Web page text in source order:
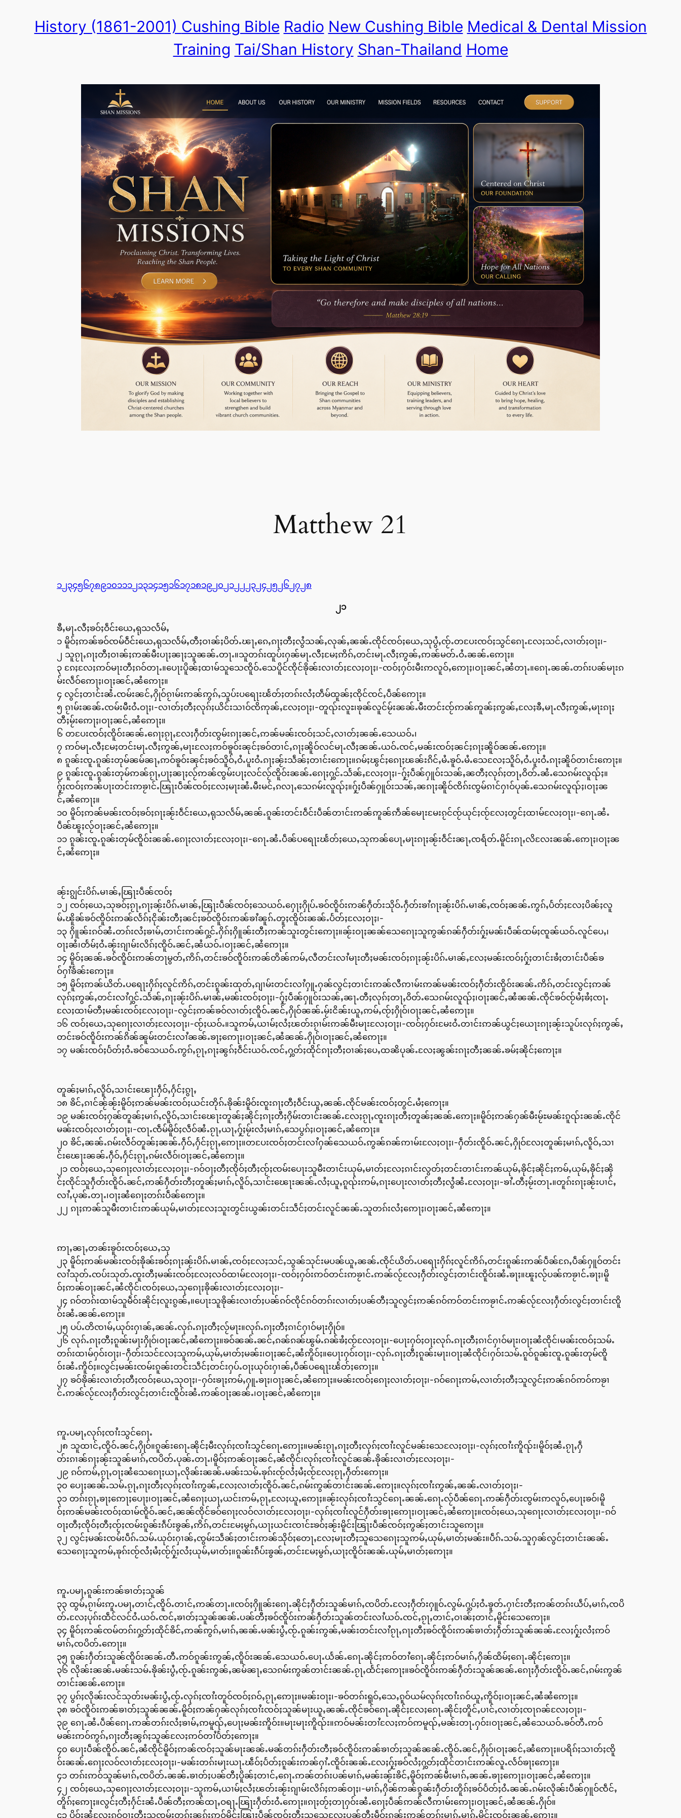
History (1861-2001) Cushing Bible Radio New Cushing Bible Medical & Dental Mission
Training Tai/Shan History Shan-Thailand Home
Matthew 21
၁ ၂၃၄၅၆၇၈၉၁၀၁၁၁၂၁၃၁၄၁၅၁၆၁၇၁၈၁၉ ၂၀ ၂၁ ၂၂ ၂၃ ၂၄ ၂၅ ၂၆ ၂၇ ၂၈
၂၁
ၶီႇမႃႉလီႈၶဝ်ႈဝဵင်းယေႇရုသလႅမ်ႇ
၁ မိူဝ်ႈဢၼ်ၶဝ်ၸမ်ဝဵင်းယေႇရုသလႅမ်ႇတီႈဝၢၼ်ႈပိတ်ႉၽႃႇၵေႇၵႃႈတီႈလွႆသၼ်ႇလုၼ်ႇၼၼ်ႉၸိုင်ၸဝ်ႈယေႇသုပွႆႇၸႂ်ႉတပႄးၸဝ်ႈသွင်ၵေႃႉလႄႈသင်ႇလၢတ်ႈဝႃႈ၊-
၂ သူၵႂႃႇၵႃႈတီႈဝၢၼ်ႈဢၼ်မီးပႃႈၼႃႈသူၼၼ်ႉတႃႉ။သူတၵ်းထူပ်းႁၼ်မႃႉလီႈမႄႈဢိၵ်ႇတင်းမႃႉလီႈဢွၼ်ႇဢၼ်မတ်ႉဝႆႉၼၼ်ႉဢေႃႈ။
၃ ၵႄႈလႄႈဢဝ်မႃးတီႈၵဝ်တႃႉ။ပေႃးပိူၼ်ႈထၢမ်သူသေၸိူဝ်ႉသေပိူင်ၸိုင်ၶိုၼ်းလၢတ်ႈလႄႈဝႃႈ၊-ၸဝ်ႈႁဝ်းမီးဢလူဝ်ႇဢေႃႈ၊ဝႃႈၼင်ႇၼႆတႃႉ။ၵေႃႉၼၼ်ႉတၵ်းပၼ်မႃးၵ
မ်းလဵဝ်ဢေႃႈ၊ဝႃႈၼင်ႇၼႆဢေႃႈ။
၄ လွင်ႈတၢင်းၼႆႉၸမ်းၼင်ႇႁိုဝ်ၵႂၢမ်းဢၼ်ဢွၵ်ႇသူပ်းပရေႃးၽႅတ်ႈတၵ်းလႆႈတဵမ်ထူၼ်ႈၸိုင်ၸင်ႇပဵၼ်ဢေႃႈ။
၅ ၵႂၢမ်းၼၼ်ႉၸမ်းမီးဝႆႉဝႃႈ၊-လၢတ်ႈတီႈလုၵ်ႈယိင်းသၢဝ်ၸိဢုၼ်ႇလႄႈဝႃႈ၊-တူၺ်းလူႊ၊ၶုၼ်လူင်မႂ်းၼၼ်ႉမီးတင်းၸႂ်ဢၼ်ဢူၼ်ႈဢွၼ်ႇလႄႈၶီႇမႃႉလီႈဢွၼ်ႇမႃးၵႃႈ
တီႈမႂ်းဢေႃႈ၊ဝႃႈၼင်ႇၼႆဢေႃႈ။
၆ တပႄးၸဝ်ႈၸိူဝ်းၼၼ်ႉၵေႃႈၵႂႃႇလႄႈႁဵတ်းၸွမ်းၵႃႈၼင်ႇဢၼ်မၼ်းၸဝ်ႈသင်ႇလၢတ်ႈၼၼ်ႉသေယဝ်ႉ၊
၇ ဢဝ်မႃႉလီႈမႄႈတင်းမႃႉလီႈဢွၼ်ႇမႃးလႄႈဢဝ်ၶူဝ်းၼုင်ႈၶဝ်တၢင်ႇၵႃႈၼိူဝ်လင်မႃႉလီႈၼၼ်ႉယဝ်ႉၸင်ႇမၼ်းၸဝ်ႈၼင်ႈၵႃႈၼိူဝ်ၼၼ်ႉဢေႃႈ။
၈ ၵူၼ်းၸူႉၵူၼ်းတုမ်ၼမ်ၼႃႇဢဝ်ၶူဝ်းၼုင်ႈၶဝ်သိူဝ်ႇဝႆႉပူးဝႆႉၵႃႈၼႂ်းသဵၼ်ႈတၢင်းဢေႃႈ။ၵမ်ႈၽွင်ႈၵေႃႈၽၼ်းၵိင်ႇမႆႉၶူဝ်ႉမႆႉသေလႄႈသိူဝ်ႇဝႆႉပူးဝႆႉၵႃႈၼိူဝ်တၢင်းဢေႃႈ။
၉ ၵူၼ်းၸူႉၵူၼ်းတုမ်ဢၼ်ၵႂႃႇပႃႈၼႃႈလႂ်ဢၼ်ၸွမ်းပႃႈလင်လႂ်ၸိူဝ်းၼၼ်ႉၵေႃႈႁွင်ႉသႅၼ်ႇလႄႈဝႃႈ၊-ႁႂ်ႈပဵၼ်ႁူဝ်းသၼ်ႇၼတီႈလုၵ်ႈတႃႇဝိတ်ႉၼႆႉသေၵမ်းလူၺ်ႈ။
ႁႂ်ႈၸဝ်ႈဢၼ်ပႃးတင်းဢၶႂၢင်ႉၽြႃးပဵၼ်ၸဝ်ႈလႄႈမႃးၼႆႉမီးမင်ႇၵလႃႇသေၵမ်းလူၺ်ႈ။ႁႂ်ႈပဵၼ်ႁူဝ်းသၼ်ႇၼၵႃႈၼိူဝ်ၸိၵ်းၸွမ်ၵၢင်ႁၢဝ်ပုၼ်ႉသေၵမ်းလူၺ်ႈ၊ဝႃႈၼ
င်ႇၼႆဢေႃႈ။
၁၀ မိူဝ်ႈဢၼ်မၼ်းၸဝ်ႈၶဝ်ႈၵႃႈၼႂ်းဝဵင်းယေႇရုသလႅမ်ႇၼၼ်ႉၵူၼ်းတင်းဝဵင်းပဵၼ်တၢင်းဢၼ်ဢူၼ်ဢဵၼ်မေႃးမႄးၵႂင်ၸႂ်ယုင်ႈၸႂ်လႄႈတွင်ႈထၢမ်လႄႈဝႃႈ၊-ၵေႃႉၼႆႉ
ပဵၼ်ၽူႈလႂ်ဝႃႈၼင်ႇၼႆဢေႃႈ။
၁၁ ၵူၼ်းၸူႉၵူၼ်းတုမ်ၸိူဝ်းၼၼ်ႉၵေႃႈလၢတ်ႈလႄႈဝႃႈ၊-ၵေႃႉၼႆႉပဵၼ်ပရေႃးၽႅတ်ႈယေႇသုဢၼ်ပေႃႇမႃးၵႃႈၼႂ်းဝဵင်းၼႃႇၸရႅတ်ႉမိူင်းၵႃႇလိလႄးၼၼ်ႉဢေႃႈ၊ဝႃႈၼ
င်ႇၼႆဢေႃႈ။
ၼႂ်းၵျွင်းပိၵ်ႉမၢၼ်ႇၽြႃးပဵၼ်ၸဝ်ႈ
၁၂ ၸဝ်ႈယေႇသုၶဝ်ႈၵႂႃႇၵႃႈၼႂ်းပိၵ်ႉမၢၼ်ႇၽြႃးပဵၼ်ၸဝ်ႈသေယဝ်ႉႁေႃႈႁိုပ်ႉၶဝ်ၸိူဝ်းဢၼ်ႁဵတ်းသိုဝ်ႉႁဵတ်းၶၢႆၵႃႈၼႂ်းပိၵ်ႉမၢၼ်ႇၸဝ်ႈၼၼ်ႉဢွၵ်ႇပႅတ်ႈလႄႈပိၼ်ႈလူ
မ်ႉၽိူၼ်ၶဝ်ၸိူဝ်းဢၼ်လႅၵ်ႈငိုၼ်းတီႈၼင်ႈၶဝ်ၸိူဝ်းဢၼ်ၶၢႆၼူၵ်ႉတူႈၸိူဝ်းၼၼ်ႉပႅတ်ႈလႄႈဝႃႈ၊-
၁၃ ႁိူၼ်းၵဝ်ၼႆႉတၵ်းလႆႈၶၢမ်ႇတၢင်းဢၼ်ႁွင်ႉႁိၵ်ႈႁိူၼ်းတီႈဢၼ်သူးတွင်းဢေႃႈ။ၼႂ်းဝႃႈၼၼ်သေၵေႃႈသူဢွၼ်ၵၼ်ႁဵတ်းႁႂ်ႈမၼ်းပဵၼ်ထမ်ႈၸူၼ်ယဝ်ႉလူင်ပေႇ၊
ဝႃႈၼႆ၊တႅမ်ႈဝႆႉၼႂ်းၵျၢမ်းလိၵ်ႈၸိူဝ်ႉၼင်ႇၼႆယဝ်ႉ၊ဝႃႈၼင်ႇၼႆဢေႃႈ။
၁၄ မိူဝ်ႈၼၼ်ႉၶဝ်ၸိူဝ်းဢၼ်တႃမွတ်ႇဢိၵ်ႇတင်းၶဝ်ၸိူဝ်းဢၼ်တိၼ်ဢမ်ႇလီတင်းလၢႆမႃးတီႈမၼ်းၸဝ်ႈၵႃႈၼႂ်းပိၵ်ႉမၢၼ်ႇလႄႈမၼ်းၸဝ်ႈႁႂ်ႈတၢင်းၶႆႈတၢင်းပဵၼ်ၶ
ဝ်ႁၢႆၶႅၼ်းဢေႃႈ။
၁၅ မိူဝ်ႈဢၼ်ယိတ်ႉပရေႃးႁိၵ်ႈလူင်ဢိၵ်ႇတင်းၵူၼ်းထုတ်ႇၵျၢမ်းတင်းလၢႆႁူႉႁၼ်လွင်ႈတၢင်းဢၼ်လီဢၢမ်းဢၼ်မၼ်းၸဝ်ႈႁဵတ်းၸိူဝ်းၼၼ်ႉဢိၵ်ႇတင်းလွင်ႈဢၼ်
လုၵ်ႈဢွၼ်ႇတင်းလၢႆႁွင်ႉသႅၼ်ႇၵႃႈၼႂ်းပိၵ်ႉမၢၼ်ႇမၼ်းၸဝ်ႈဝႃႈ၊-ႁႂ်ႈပဵၼ်ႁူဝ်းသၼ်ႇၼႃႉတီႈလုၵ်ႈတႃႇဝိတ်ႉသေၵမ်းလူၺ်ႈ၊ဝႃႈၼင်ႇၼႆၼၼ်ႉၸိုင်ၶဝ်ၸႂ်မႆႈၶႆႈၸႃႉ
လႄႈထၢမ်တီႈမၼ်းၸဝ်ႈလႄႈဝႃႈ၊-လွင်ႈဢၼ်ၶဝ်လၢတ်ႈၸိူဝ်ႉၼင်ႇႁိုဝ်ၼၼ်ႉမႂ်းငိၼ်းယူႇဢမ်ႇၸႂ်ႈႁိုဝ်၊ဝႃႈၼင်ႇၼႆဢေႃႈ။
၁၆ ၸဝ်ႈယေႇသုၵေႃႈလၢတ်ႈလႄႈဝႃႈ၊-ၸႂ်ႈယဝ်ႉ။သူဢမ်ႇယၢမ်ႈလႆႈၽတ်းၵႂၢမ်းဢၼ်မီးမႃးလႄႈဝႃႈ၊-ၸဝ်ႈႁဝ်းမႄးဝႆႉတၢင်းဢၼ်ယွင်ႈယေႃးၵႃႈၼႂ်းသူပ်းလုၵ်ႈဢွၼ်ႇ
တင်းၶဝ်ၸိူဝ်းဢၼ်ၵိၼ်ၼူမ်းတင်းလၢႆၼၼ်ႉၶႃႈဢေႃႈ၊ဝႃႈၼင်ႇၼႆၼၼ်ႉႁိုဝ်၊ဝႃႈၼင်ႇၼႆဢေႃႈ။
၁၇ မၼ်းၸဝ်ႈပႅတ်ႈဝႆႉၶဝ်သေယဝ်ႉဢွၵ်ႇၵႂႃႇၵႃႈၼွၵ်ႈဝဵင်းယဝ်ႉၸင်ႇႁွတ်ႈထိုင်ၵႃႈတီႈဝၢၼ်ႈပေႇထၼိပုၼ်ႉလႄႈၼွၼ်းၵႃႈတီႈၼၼ်ႉၶမ်ႈၼိုင်ႈဢေႃႈ။
တူၼ်ႈမၢၵ်ႇလိူဝ်ႇသၢင်းၽေႃးႁဵဝ်ႇႁႅင်ႈၵွႃႇ
၁၈ ၶိင်ႇၵၢင်ၼႂ်ၼႂ်းမိူဝ်ႈဢၼ်မၼ်းၸဝ်ႈယင်းတိုၵ်ႉၶိုၼ်းမိူဝ်းၸူးၵႃႈတီႈဝဵင်းယူႇၼၼ်ႉၸိုင်မၼ်းၸဝ်ႈတွင်ႉမႆႈဢေႃႈ။
၁၉ မၼ်းၸဝ်ႈႁၼ်တူၼ်ႈမၢၵ်ႇလိူဝ်ႇသၢင်းၽေႃးတူၼ်ႈၼိုင်ႈၵႃႈတီႈႁိမ်းတၢင်းၼၼ်ႉလႄႈၵႂႃႇၸူးၵႃႈတီႈတူၼ်ႈၼၼ်ႉဢေႃႈ။မိူဝ်ႈဢၼ်ႁၼ်မီးမႂ်ႊမၼ်းၵူၺ်းၼၼ်ႉၸိုင်
မၼ်းၸဝ်ႈလၢတ်ႈဝႃႈ၊-ၸႃႉၸဵမ်မိူဝ်ႈလဵဝ်ၼႆႉၵႂႃႇယႃႇႁႂ်ႈမႂ်းလႆႈမၢၵ်ႇသေပွၵ်ႈ၊ဝႃႈၼင်ႇၼႆဢေႃႈ။
၂၀ ၶိင်ႇၼၼ်ႉၵမ်းလဵဝ်တူၼ်ႈၼၼ်ႉႁဵဝ်ႇႁႅင်ႈၵႂႃႇဢေႃႈ။တပႄးၸဝ်ႈတင်းလၢႆႁၼ်သေယဝ်ႉဢွၼ်ၵၼ်ဢၢမ်းလႄႈဝႃႈ၊-ႁဵတ်းၸိူဝ်ႉၼင်ႇႁိုဝ်လႄႈတူၼ်ႈမၢၵ်ႇလိူဝ်ႇသၢ
င်းၽေႃးၼၼ်ႉႁဵဝ်ႇႁႅင်ႈၵႂႃႇၵမ်းလဵဝ်၊ဝႃႈၼင်ႇၼႆဢေႃႈ။
၂၁ ၸဝ်ႈယေႇသုၵေႃႈလၢတ်ႈလႄႈဝႃႈ၊-ၵဝ်ဝႃႈတီႈၸိုဝ်ႈတီႈၸႂ်ႈၸမ်းပေႃးသူမီးတၢင်းယုမ်ႇမၢတ်ႈလႄႈၵၢင်းလွတ်ႈတင်းတၢင်းဢၼ်ယုမ်ႇၶိုင်ႈၼိုင်ႈဢမ်ႇယုမ်ႇၶိုင်ႈၼို
င်ႈၸိုင်သူႁဵတ်းၸိူဝ်ႉၼင်ႇဢၼ်ႁဵတ်းတီႈတူၼ်ႈမၢၵ်ႇလိူဝ်ႇသၢင်းၽေႃးၼၼ်ႉလႆႈယူႇၵူၺ်းဢမ်ႇၵႃးပေႃးလၢတ်ႈတီႈလွႆၼႆႉလႄႈဝႃႈ၊-ၶၢႆႉတီႈမႂ်းတႃႉ။တူၵ်းၵႃႈၼႂ်းပၢင်ႇ
လၢႆႇပုၼ်ႉတႃႉ၊ဝႃႈၼႆၵေႃႈတၵ်းပဵၼ်ဢေႃႈ။
၂၂ ၵႃႈဢၼ်သူမီးတၢင်းဢၼ်ယုမ်ႇမၢတ်ႈလႄႈသူးတွင်းယွၼ်းတင်းသဵင်ႈတင်းလူင်ၼၼ်ႉသူတၵ်းလႆႈဢေႃႈ၊ဝႃႈၼင်ႇၼႆဢေႃႈ။
ဢႃႇၼႃႇတၼ်းၶူဝ်းၸဝ်ႈယေႇသု
၂၃ မိူဝ်ႈဢၼ်မၼ်းၸဝ်ႈၶိုၼ်းၶဝ်ႈၵႃႈၼႂ်းပိၵ်ႉမၢၼ်ႇၸဝ်ႈလႄႈသင်ႇသွၼ်သုင်းမပၼ်ယူႇၼၼ်ႉၸိုင်ယိတ်ႉပရေႃးႁိၵ်ႈလူင်ဢိၵ်ႇတင်းၵူၼ်းဢၼ်ပဵၼ်ၵႄႇပဵၼ်ႁူဝ်တင်း
လၢႆသုတ်ႉၸပ်းသုတ်ႉၸူးတီႈမၼ်းၸဝ်ႈလႄႈလဝ်ထၢမ်လႄႈဝႃႈ၊-ၸဝ်ႈႁဝ်းဢဝ်တင်းဢၶႂၢင်ႉဢၼ်လႂ်လႄႈႁဵတ်းလွင်ႈတၢင်းၸိူဝ်းၼႆႉၶႃႈ။ၽူႈလႂ်ပၼ်ဢၶႂၢင်ႉၶႃႈ၊မိူ
ဝ်ႈဢၼ်ဝႃႈၼင်ႇၼႆၸိုင်၊ၸဝ်ႈယေႇသုၵေႃႈၶိုၼ်းလၢတ်ႈလႄႈဝႃႈ၊-
၂၄ ၵဝ်တၵ်းထၢမ်သူမဵဝ်းၼိုင်ႈလူးၵွၼ်ႇ။ပေႃးသူၶိုၼ်းလၢတ်ႈပၼ်ၵဝ်ၸိုင်ၵဝ်တၵ်းလၢတ်ႈပၼ်တီႈသူလွင်ႈဢၼ်ၵဝ်ဢဝ်တင်းဢၶႂၢင်ႉဢၼ်လႂ်လႄႈႁဵတ်းလွင်ႈတၢင်းၸိူ
ဝ်းၼႆႉၼၼ်ႉဢေႃႈ။
၂၅ ပပ်ႉတိၸၢမ်ႇယုဝ်းႁၢၼ်ႇၼၼ်ႉလုၵ်ႉၵႃႈတီႈလႂ်မႃး။လုၵ်ႉၵႃႈတီႈၵၢင်ႁၢဝ်မႃးႁိုဝ်။
၂၆ လုၵ်ႉၵႃႈတီႈၵူၼ်းမႃးႁိုဝ်၊ဝႃႈၼင်ႇၼႆဢေႃႈ။ၶဝ်ၼၼ်ႉၼင်ႇၵၼ်ၵၼ်ၽွမ်ႉၵၼ်ၶႆႈၸႂ်လႄႈဝႃႈ၊-ပေႃးႁဝ်ႈဝႃႈလုၵ်ႉၵႃႈတီႈၵၢင်ႁၢဝ်မႃး၊ဝႃႈၼႆၸိုင်၊မၼ်းၸဝ်ႈသမ်ႉ
တၵ်းထၢမ်ႁဝ်းဝႃႈ၊-ႁဵတ်းသင်လႄႈသူဢမ်ႇယုမ်ႇမၢတ်ႈမၼ်း၊ဝႃႈၼင်ႇၼႆဢိူဝ်ႈ။ပေႃးႁဝ်းဝႃႈ၊-လုၵ်ႉၵႃႈတီႈၵူၼ်းမႃး၊ဝႃႈၼႆၸိုင်၊ႁဝ်းသမ်ႉၵူဝ်ၵူၼ်းၸူႉၵူၼ်းတုမ်ၸိူ
ဝ်းၼႆႉဢိူဝ်ႈ။လွင်ႈမၼ်းၸမ်းၵူၼ်းတင်းသဵင်ႈတင်းႁပ်ႉဝႃႈယုဝ်းႁၢၼ်ႇပဵၼ်ပရေႃးၽႅတ်ႈဢေႃႈ။
၂၇ ၶဝ်ၶိုၼ်းလၢတ်ႈတီႈၸဝ်ႈယေႇသုဝႃႈ၊-ႁဝ်းၶႃႈဢမ်ႇႁူႉၶႃႈ၊ဝႃႈၼင်ႇၼႆဢေႃႈ။မၼ်းၸဝ်ႈၵေႃႈလၢတ်ႈဝႃႈ၊-ၵဝ်ၵေႃႈဢမ်ႇလၢတ်ႈတီႈသူလွင်ႈဢၼ်ၵဝ်ဢဝ်ဢၶႂၢ
င်ႉဢၼ်လႂ်လႄႈႁဵတ်းလွင်ႈတၢင်းၸိူဝ်းၼႆႉဢၼ်ဝႃႈၼၼ်ႉ၊ဝႃႈၼင်ႇၼႆဢေႃႈ။
ဢူႉပမႃႇလုၵ်ႈၸၢႆးသွင်ၵေႃႉ
၂၈ သူထၢင်ႇၸိူဝ်ႉၼင်ႇႁိုဝ်။ၵူၼ်းၵေႃႉၼိုင်ႈမီးလုၵ်ႈၸၢႆးသွင်ၵေႃႉဢေႃႈ။မၼ်းၵႂႃႇၵႃႈတီႈလုၵ်ႈၸၢႆးလူင်မၼ်းသေလႄႈဝႃႈ၊-လုၵ်ႈၸၢႆးဢိူၺ်း၊မိူဝ်ႈၼႆႉၵႂႃႇႁဵ
တ်းၵၢၼ်ၵႃႈၼႂ်းသူၼ်မၢၵ်ႇၸပိတ်ႉပုၼ်ႉတႃႉ၊မိူဝ်ႈဢၼ်ဝႃႈၼင်ႇၼႆၸိုင်၊လုၵ်ႈၸၢႆးလူင်ၼၼ်ႉၶိုၼ်းလၢတ်ႈလႄႈဝႃႈ၊-
၂၉ ၵဝ်ဢမ်ႇၵႂႃႇဝႃႈၼႆသေၵေႃႈယႃႇလိုၼ်းၼၼ်ႉမၼ်းသမ်ႉၶုၵ်းၸႂ်လႆႈမႆႈၸႂ်လႄႈၵႂႃႇႁဵတ်းဢေႃႈ။
၃၀ ပေႃႈၼၼ်ႉသမ်ႉၵႂႃႇၵႃႈတီႈလုၵ်ႈၸၢႆးဢွၼ်ႇလႄႈလၢတ်ႈၸိူဝ်ႉၼင်ႇၵမ်းဢွၼ်တၢင်းၼၼ်ႉဢေႃႈ။လုၵ်ႈၸၢႆးဢွၼ်ႇၼၼ်ႉလၢတ်ႈဝႃႈ၊-
၃၁ တၵ်းၵႂႃႇၶႃႈဢေႃႈပေႃႈ၊ဝႃႈၼင်ႇၼႆၵေႃႈယႃႇယင်းဢမ်ႇၵႂႃႇလႄႈယူႇဢေႃႈ။ၼႂ်းလုၵ်ႈၸၢႆးသွင်ၵေႃႉၼၼ်ႉၵေႃႉလႂ်ပဵၼ်ၵေႃႉဢၼ်ႁဵတ်းၸွမ်းဢလူဝ်ႇပေႃႈၶဝ်၊မိူ
ဝ်ႈဢၼ်မၼ်းၸဝ်ႈထၢမ်ၸိူဝ်ႉၼင်ႇၼၼ်ၸိုင်ၶဝ်ၵေႃႈလဝ်လၢတ်ႈလႄႈဝႃႈ၊-လုၵ်ႈၸၢႆးလူင်ႁဵတ်းၶႃႈဢေႃႈ၊ဝႃႈၼင်ႇၼႆဢေႃႈ။ၸဝ်ႈယေႇသုၵေႃႈလၢတ်ႈလႄႈဝႃႈ၊-ၵဝ်
ဝႃႈတီႈၸိုဝ်ႈတီႈၸႂ်ႈၸမ်းၵူၼ်းၵဵပ်းၶွၼ်ႇဢိၵ်ႇတင်းမႄႈမွၵ်ႇယႃႈယင်းၸၢင်ႊၶဝ်ႈၼႂ်းမိူင်းၽြႃးပဵၼ်ၸဝ်ႈဢွၼ်ႈတၢင်းသူဢေႃႈ။
၃၂ လွင်ႈမၼ်းၸမ်းပဵၵ်ႉသမ်ႉယုဝ်းႁၢၼ်ႇၸွမ်းသဵၼ်ႈတၢင်းဢၼ်သိုဝ်ႈတေႃႇလႄႈမႃးတီႈသူသေၵေႃႈသူဢမ်ႇယုမ်ႇမၢတ်ႈမၼ်း။ပဵၵ်ႉသမ်ႉသူႁၼ်လွင်ႈတၢင်းၼၼ်ႉ
သေၵေႃႈသူဢမ်ႇၶုၵ်းၸႂ်လႆႈမႆႈၸႂ်ႁႂ်ႈလႆႈယုမ်ႇမၢတ်ႈ။ၵူၼ်းၵဵပ်းၶွၼ်ႇတင်းမႄႈမွၵ်ႇယႃႈၸိူဝ်းၼၼ်ႉယုမ်ႇမၢတ်ႈဢေႃႈ။
ဢူႉပမႃႇၵူၼ်းဢၼ်ၶၢတ်ႈသူၼ်
၃၃ ထွမ်ႇၵႂၢမ်းဢူႉပမႃႇတၢင်ႇၸိူဝ်ႉတၢင်ႇဢၼ်တႃႉ။ၸဝ်ႈႁိူၼ်းၵေႃႉၼိုင်ႈႁဵတ်းသူၼ်မၢၵ်ႇၸပိတ်ႉလႄႈႁဵတ်းႁူဝ်ႉလွမ်ႉႁွပ်ႈဝႆႉၶူတ်ႉႁၢင်းတီႈဢၼ်တၵ်းယဵပ်ႇမၢၵ်ႇၸပိ
တ်ႉလႄႈပုၵ်းထဵင်လင်ဝႆႉယဝ်ႉၸင်ႇၶၢတ်ႈသူၼ်ၼၼ်ႉပၼ်တီႈၶဝ်ၸိူဝ်းဢၼ်ႁဵတ်းသူၼ်တင်းလၢႆယဝ်ႉၸင်ႇၵႂႃႇတၢင်ႇဝၢၼ်ႈတၢင်ႇမိူင်းသေဢေႃႈ။
၃၄ မိူဝ်ႈဢၼ်ၸမ်တၵ်းႁွတ်ႈထိုင်ၶိင်ႇဢၼ်ဢွၵ်ႇမၢၵ်ႇၼၼ်ႉမၼ်းပွႆႇၸႂ်ႉၵူၼ်းဢွၼ်ႇမၼ်းတင်းလၢႆၵႂႃႇၵႃႈတီႈၶဝ်ၸိူဝ်းဢၼ်ၶၢတ်ႈႁဵတ်းသူၼ်ၼၼ်ႉလႄႈႁႂ်ႈလႆႈဢဝ်
မၢၵ်ႇၸပိတ်ႉဢေႃႈ။
၃၅ ၵူၼ်းႁဵတ်းသူၼ်ၸိူဝ်းၼၼ်ႉတီႉဢဝ်ၵူၼ်းဢွၼ်ႇၸိူဝ်းၼၼ်ႉသေယဝ်ႉပေႃႉယႅၼ်ႉၵေႃႉၼိုင်ႈဢဝ်တၢႆၵေႃႉၼိုင်ႈဢဝ်မၢၵ်ႇႁိၼ်ထိမ်ႈၵေႃႉၼိုင်ႈဢေႃႈ။
၃၆ လိုၼ်းၼၼ်ႉမၼ်းသမ်ႉၶိုၼ်းပွႆႇၸႂ်ႉၵူၼ်းဢွၼ်ႇၼမ်ၼႃႇသေၵမ်းဢွၼ်တၢင်းၼၼ်ႉၵႂႃႇထႅင်ႈဢေႃႈ။ၶဝ်ၸိူဝ်းဢၼ်ႁဵတ်းသူၼ်ၼၼ်ႉၵေႃႈႁဵတ်းၸိူဝ်ႉၼင်ႇၵမ်းဢွၼ်
တၢင်းၼၼ်ႉဢေႃႈ။
၃၇ ပွၵ်ႈလိုၼ်းလင်သုတ်းမၼ်းပွႆႇၸႂ်ႉလုၵ်ႈၸၢႆးတူဝ်ၸဝ်ႈၵဝ်ႇၵႂႃႇဢေႃႈ။မၼ်းဝႃႈ၊-ၶဝ်တၵ်းရူဝ်ႇသေႇၵူဝ်ယမ်လုၵ်ႈၸၢႆးၵဝ်ယူႇဢိူဝ်ႈ၊ဝႃႈၼင်ႇၼႆၼႆဢေႃႈ။
၃၈ ၶဝ်ၸိူဝ်းဢၼ်ၶၢတ်ႈသူၼ်ၼၼ်ႉမိူဝ်ႈဢၼ်ႁၼ်လုၵ်ႈၸၢႆးၸဝ်ႈသူၼ်မႃးယူႇၼၼ်ႉၸိုင်ၶဝ်ၵေႃႉၼိုင်ႈလႄႈၵေႃႉၼိုင်ႈတိူင်ႇပၢင်ႇလၢတ်ႈၸႃၵၼ်လႄႈဝႃႈ၊-
၃၉ ၵေႃႉၼႆႉပဵၼ်ၵေႃႉဢၼ်တၵ်းလႆႈၶၢမ်ႇဢမူၺ်ႇပေႃႈမၼ်းဢိူဝ်း။မႃးမႃးဢိူၺ်း။ဢဝ်မၼ်းတၢႆလႄႈဢဝ်ဢမူၺ်ႇမၼ်းတႃႉႁဝ်း၊ဝႃႈၼင်ႇၼႆသေယဝ်ႉၶဝ်တီႉဢဝ်
မၼ်းဢဝ်ဢွၵ်ႇၵႃႈတီႈၼွၵ်ႈသူၼ်လႄႈဢဝ်တၢႆပႅတ်ႈဢေႃႈ။
၄၀ ပေႃးပဵၼ်ၸိူဝ်ႉၼင်ႇၼႆၸိုင်မိူဝ်ႈဢၼ်ၸဝ်ႈသူၼ်မႃးၼၼ်ႉမၼ်တၵ်းႁဵတ်းတီႈၶဝ်ၸိူဝ်းဢၼ်ၶၢတ်ႈသူၼ်ၼၼ်ႉၸိူဝ်ႉၼင်ႇႁိုဝ်၊ဝႃႈၼင်ႇၼႆဢေႃႈ။ပရိၵ်ႈသၢတ်ႈၸိူ
ဝ်းၼၼ်ႉၵေႃႈလဝ်လၢတ်ႈလႄႈဝႃႈ၊-မၼ်းတၵ်းမႃးယႃႉၽဵဝ်ႈပႅတ်ႈၵူၼ်းဢၼ်ႁၢႆႉၸိူဝ်းၼၼ်ႉလႄႈႁႂ်ႈၶဝ်လႆႈႁွတ်ႈထိုင်တၢင်းဢၼ်လူႉလႅဝ်ၶႃႈဢေႃႈ။
၄၁ တၵ်းဢဝ်သူၼ်မၢၵ်ႇၸပိတ်ႉၼၼ်ႉၶၢတ်ႈပၼ်တီႈပိူၼ်ႈတၢင်ႇၵေႃႉဢၼ်တၵ်းပၼ်မၢၵ်ႇမၼ်းၼႂ်းၶိင်ႇမိူဝ်ႈဢၼ်မီးမၢၵ်ႇၼၼ်ႉၶႃႈဢေႃႈ၊ဝႃႈၼင်ႇၼႆဢေႃႈ။
၄၂ ၸဝ်ႈယေႇသုၵေႃႈလၢတ်ႈလႄႈဝႃႈ၊-သူဢမ်ႇယၢမ်ႈလႆႈၽတ်းၼႂ်းၵျၢမ်းလိၵ်ႈဢၼ်ဝႃႈ၊-မၢၵ်ႇႁိၼ်ဢၼ်ၵူၼ်းႁဵတ်းတိူၵ်ႈၶဝ်ပႅတ်ႈဝႆႉၼၼ်ႉၵမ်းလိုၼ်းပဵၼ်ႁူဝ်ၸဵင်ႇ
တိူၵ်ႈဢေႃႈ။လွင်ႈတီႈႁႅင်းၼႆႉပဵၼ်တီႈဢၼ်ထႃႇဝရႃႉၽြႃးႁဵတ်းဝႆႉဢေႃႈ။ၵႃႈတႂ်ႈတႃႁဝ်းၼႆႉၵေႃႈပဵၼ်ဢၼ်လီဢၢမ်းဢေႃႈ၊ဝႃႈၼင်ႇၼႆၼၼ်ႉႁိုဝ်။
၄၃ ပိူဝ်ႈၼႆလႄႈၵဝ်ဝႃႈတီႈသူၸမ်းတၵ်းၼုၵ်ႈဢဝ်မိူင်းၽြႃးပဵၼ်ၸဝ်ႈတီႈသူသေလႄႈပၼ်တီႈမဵဝ်းၵူၼ်းဢၼ်တၵ်းမၢၵ်ႇမၢၵ်ႇမိူင်းၸဝ်ႈၼၼ်ႉဢေႃႈ။